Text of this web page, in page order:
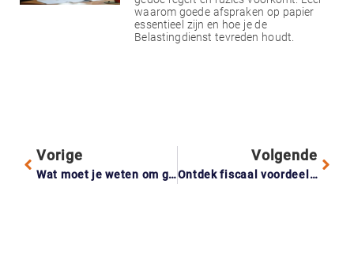
waarom goede afspraken op papier
essentieel zijn en hoe je de
Belastingdienst tevreden houdt.
Vorige
Wat moet je weten om goed verzekerd te zijn tegen inbraak?
Volgende
Ontdek fiscaal voordeel: zo benut je belastingaftrekken voor 2025